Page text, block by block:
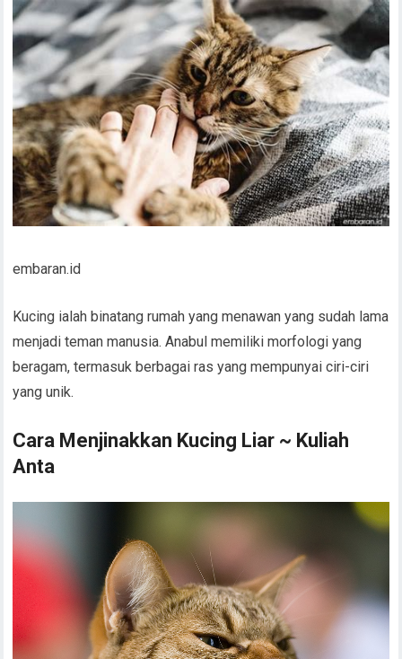
embaran.id
Kucing ialah binatang rumah yang menawan yang sudah lama
menjadi teman manusia. Anabul memiliki morfologi yang
beragam, termasuk berbagai ras yang mempunyai ciri-ciri
yang unik.
Cara Menjinakkan Kucing Liar ~ Kuliah
Anta